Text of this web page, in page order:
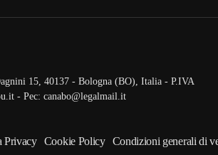
15, 40137 - Bologna (BO), Italia - P.IVA
- Pec: canabo@legalmail.it
Privacy Cookie Policy Condizioni generali di